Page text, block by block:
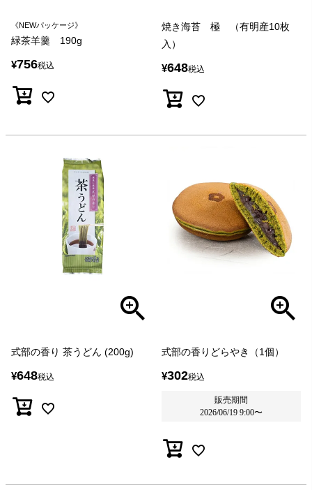
《NEWパッケージ》
緑茶羊羹 190g
¥756税込
焼き海苔 極 （有明産10枚
入）
¥648税込
式部の香り 茶うどん (200g)
¥648税込
式部の香りどらやき（1個）
¥302税込
販売期間
2026/06/19 9:00〜